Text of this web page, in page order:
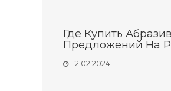
Где Купить
Предложений На
12.02.2024